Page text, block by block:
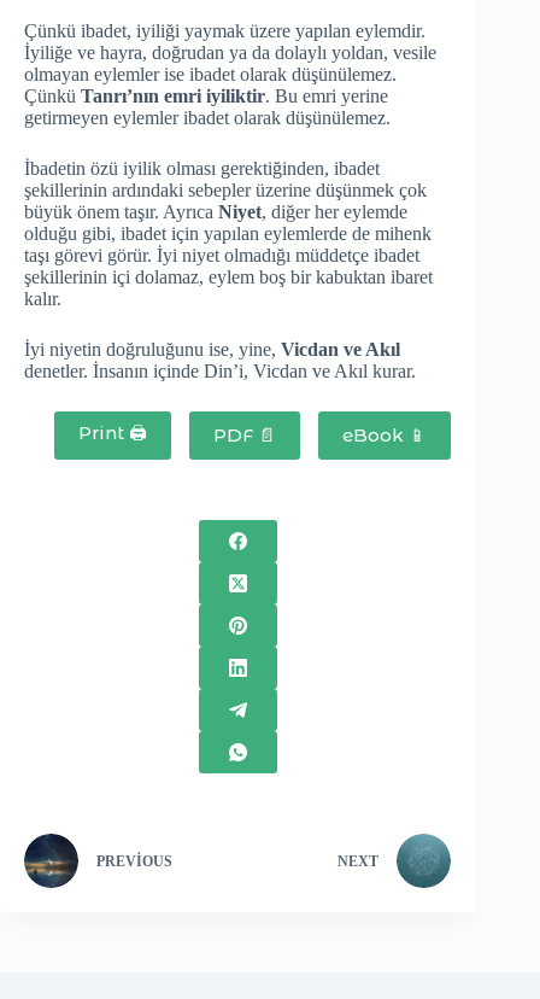
Çünkü ibadet, iyiliği yaymak üzere yapılan eylemdir.
İyiliğe ve hayra, doğrudan ya da dolaylı yoldan, vesile
olmayan eylemler ise ibadet olarak düşünülemez.
Çünkü Tanrı’nın emri iyiliktir. Bu emri yerine
getirmeyen eylemler ibadet olarak düşünülemez.
İbadetin özü iyilik olması gerektiğinden, ibadet
şekillerinin ardındaki sebepler üzerine düşünmek çok
büyük önem taşır. Ayrıca Niyet, diğer her eylemde
olduğu gibi, ibadet için yapılan eylemlerde de mihenk
taşı görevi görür. İyi niyet olmadığı müddetçe ibadet
şekillerinin içi dolamaz, eylem boş bir kabuktan ibaret
kalır.
İyi niyetin doğruluğunu ise, yine, Vicdan ve Akıl
denetler. İnsanın içinde Din’i, Vicdan ve Akıl kurar.
Print 🖨 PDF 📄 eBook 📱
PREVIOUS NEXT